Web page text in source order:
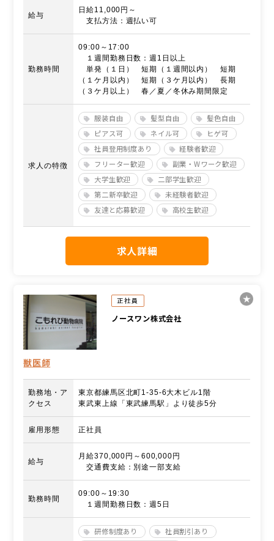
給与
日給11,000円～
支払方法：週払い可
勤務時間
09:00～17:00
１週間勤務日数：週1日以上
単発（１日） 短期（１週間以内） 短期
（１ケ月以内） 短期（３ケ月以内） 長期
（３ケ月以上） 春／夏／冬休み期間限定
求人の特徴
服装自由 髪型自由
髪色自由
ピアス可
ネイル可
ヒゲ可
社員登用制度あり
経験者歓迎
フリーター歓迎
副業・Wワーク歓迎
大学生歓迎
二部学生歓迎
第二新卒歓迎
未経験者歓迎
友達と応募歓迎
高校生歓迎
求人詳細
正社員
ノースワン株式会社
獣医師
勤務地・ア
クセス
東京都練馬区北町1-35-6大木ビル1階
東武東上線「東武練馬駅」より徒歩5分
雇用形態 正社員
給与
月給370,000円～600,000円
交通費支給：別途一部支給
勤務時間
09:00～19:30
１週間勤務日数：週5日
研修制度あり
社員割引あり